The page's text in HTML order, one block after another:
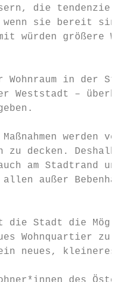
die
wenn sie bereit sind,
würden größere
Wohnraum in der
Weststadt –
werden
zu decken. Deshalb
am Stadtrand
außer
Stadt die
Wohnquartier zu
ein neues, kleineres